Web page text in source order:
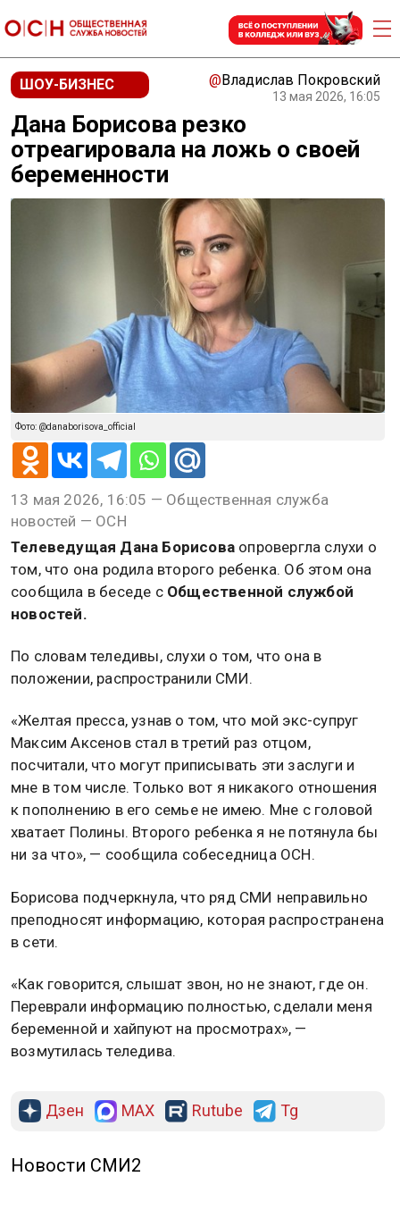
ШОУ-БИЗНЕС @Владислав Покровский
13 мая 2026, 16:05
Дана Борисова резко
отреагировала на ложь о своей
беременности
Фото: @danaborisova_official
13 мая 2026, 16:05 — Общественная служба
новостей — ОСН
Телеведущая Дана Борисова опровергла слухи о
том, что она родила второго ребенка. Об этом она
сообщила в беседе с Общественной службой
новостей.
По словам теледивы, слухи о том, что она в
положении, распространили СМИ.
«Желтая пресса, узнав о том, что мой экс-супруг
Максим Аксенов стал в третий раз отцом,
посчитали, что могут приписывать эти заслуги и
мне в том числе. Только вот я никакого отношения
к пополнению в его семье не имею. Мне с головой
хватает Полины. Второго ребенка я не потянула бы
ни за что», — сообщила собеседница ОСН.
Борисова подчеркнула, что ряд СМИ неправильно
преподносят информацию, которая распространена
«Как говорится, слышат звон, но не знают, где он.
Переврали информацию полностью, сделали меня
беременной и хайпуют на просмотрах», —